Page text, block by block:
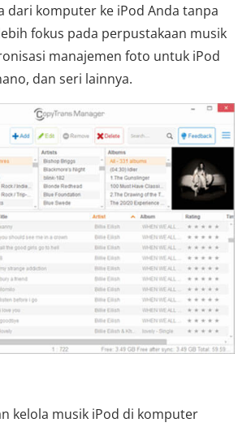
dari komputer ke iPod Anda tanpa
fokus pada perpustakaan musik
manajemen foto untuk iPod
dan seri lainnya.
kelola musik iPod di komputer